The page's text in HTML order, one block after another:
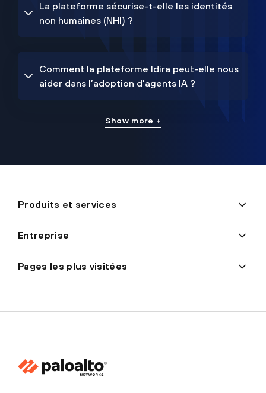
La plateforme sécurise-t-elle les identités
non humaines (NHI) ?
Comment la plateforme Idira peut-elle nous
aider dans l’adoption d’agents IA ?
Show more +
Produits et services
Entreprise
Pages les plus visitées